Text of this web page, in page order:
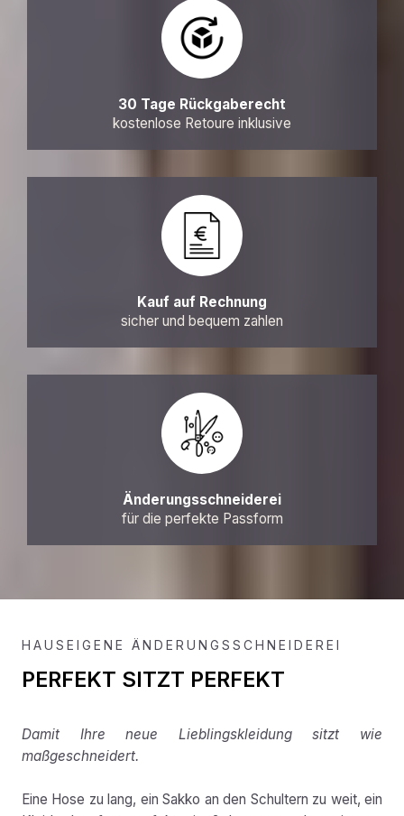
30 Tage Rückgaberecht
kostenlose Retoure inklusive
Kauf auf Rechnung
sicher und bequem zahlen
Änderungsschneiderei
für die perfekte Passform
HAUSEIGENE ÄNDERUNGSSCHNEIDEREI
PERFEKT SITZT PERFEKT
Damit Ihre neue Lieblingskleidung sitzt wie
maßgeschneidert.
Eine Hose zu lang, ein Sakko an den Schultern zu weit, ein